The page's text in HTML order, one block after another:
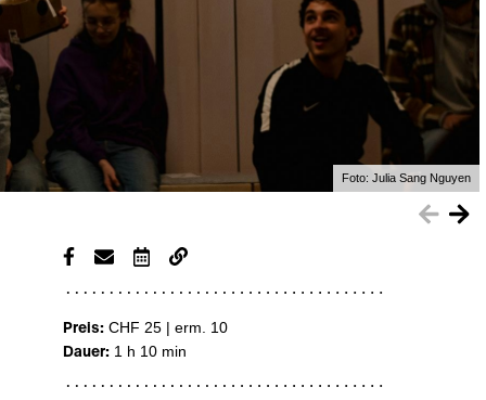
Foto: Julia Sang Nguyen
Preis: CHF 25 | erm. 10
Dauer: 1 h 10 min